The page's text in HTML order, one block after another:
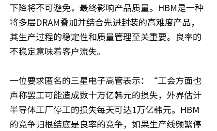
下降将不可避免，最终影响产品质量。HBM是一种
将多层DRAM叠加并结合先进封装的高难度产品，
其生产过程的稳定性和质量管理至关重要。良率的
不稳定意味着客户流失。
一位要求匿名的三星电子高管表示：“工会方面也
声称罢工可能造成数十万亿韩元的损失，外界估计
半导体工厂停工的损失每天可达1万亿韩元。HBM
的竞争归根结底是良率的竞争，如果生产线频繁停